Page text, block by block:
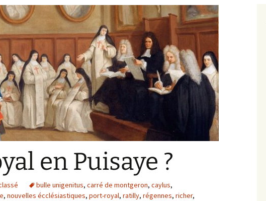
Baronnie de Saint-Verain
Comté d’Auxerre
Comté de Gien
Seigneurie de Courtenay
Comté de Sancerre
Bargis
Châtellenie de Saint-
Verain
Seigneuries voisines du
Donziais
en Puisaye ?
bulle unigenitus, carré de montgeron, caylus,
, nouvelles écclésiastiques, port-royal, ratilly, régennes, richer,